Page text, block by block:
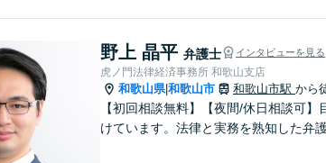
野上 晶平 弁護士 インタビューを見る
虎ノ門法律経済事務所 和歌山支店
和歌山県|和歌山市 和歌山市駅 から
【初回相談無料】【夜間/休日相談可
けています。法律と実務を熟知した弁